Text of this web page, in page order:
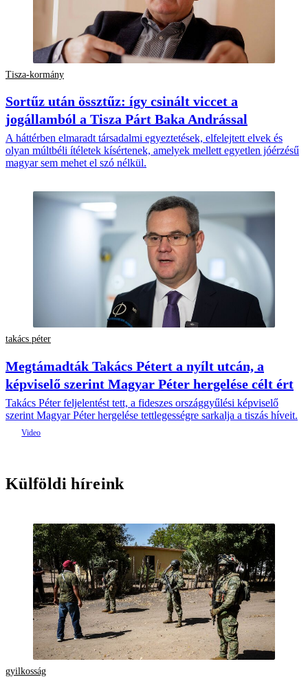
Tisza-kormány
Sortűz után össztűz: így csinált viccet a
jogállamból a Tisza Párt Baka Andrással
A háttérben elmaradt társadalmi egyeztetések, elfelejtett elvek és
olyan múltbéli ítéletek kísértenek, amelyek mellett egyetlen jóérzésű
magyar sem mehet el szó nélkül.
takács péter
Megtámadták Takács Pétert a nyílt utcán, a
képviselő szerint Magyar Péter hergelése célt ért
Takács Péter feljelentést tett, a fideszes országgyűlési képviselő
szerint Magyar Péter hergelése tettlegességre sarkalja a tiszás híveit.
Külföldi híreink
gyilkosság